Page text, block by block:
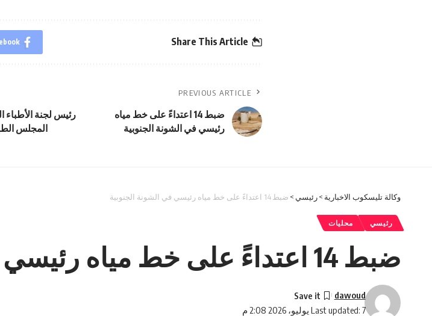
Share This Article
PREVIOUS ARTICLE
ضبط 14 اعتداءً على خط مياه
رئيسي في الشونة الجنوبية
رئيس لجنة الأطباء
المجلس
وكالة تليسكوب الاخبارية >رئيسي > ضبط 14 اعتداءً على خط مياه رئيسي في الشونة الجنوبية
رئيسي محليات
ضبط 14 اعتداءً على خط مياه رئيسي في الشونة الجنوبية
Last updated: 7 يوليو، 2026 2:08 م
dawoud